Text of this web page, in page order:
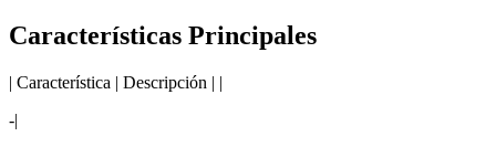
Características Principales
| Característica | Descripción | |
-|